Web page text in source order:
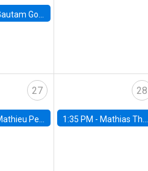
Gowrisankaran, Columbia University
27
Pedemonte, IDB
28
1:35 PM - Mathias Thoenig, University of Lausanne